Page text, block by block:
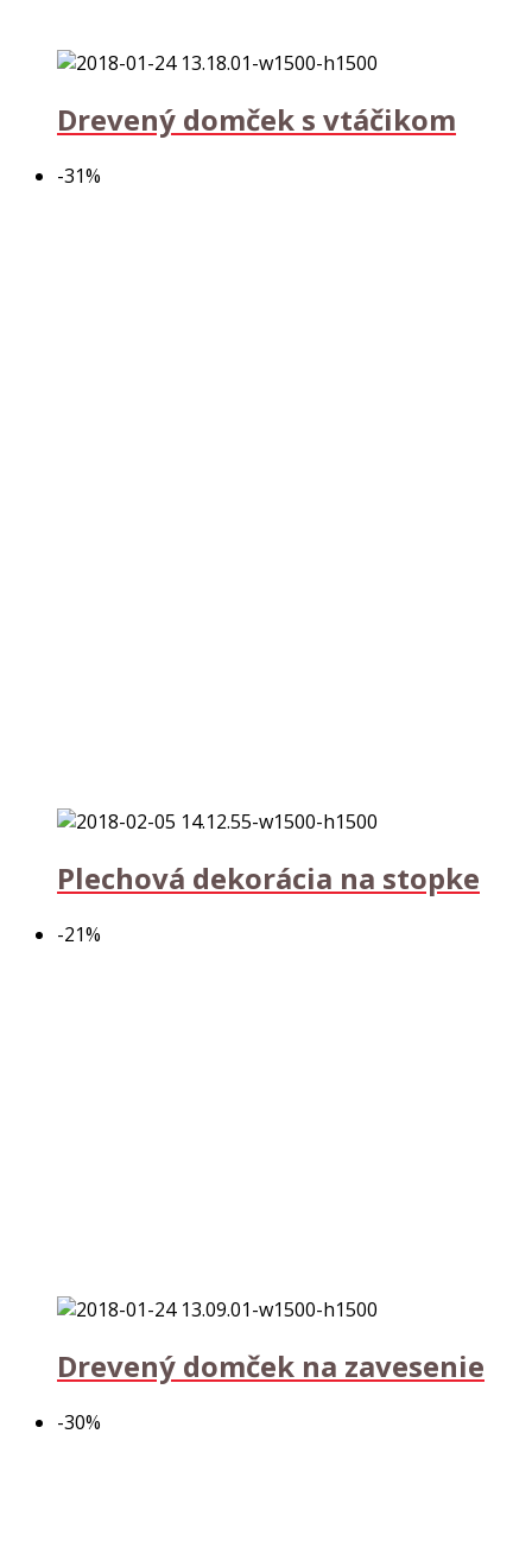
Drevený domček s vtáčikom
-31%
Plechová dekorácia na stopke
-21%
Drevený domček na zavesenie
-30%